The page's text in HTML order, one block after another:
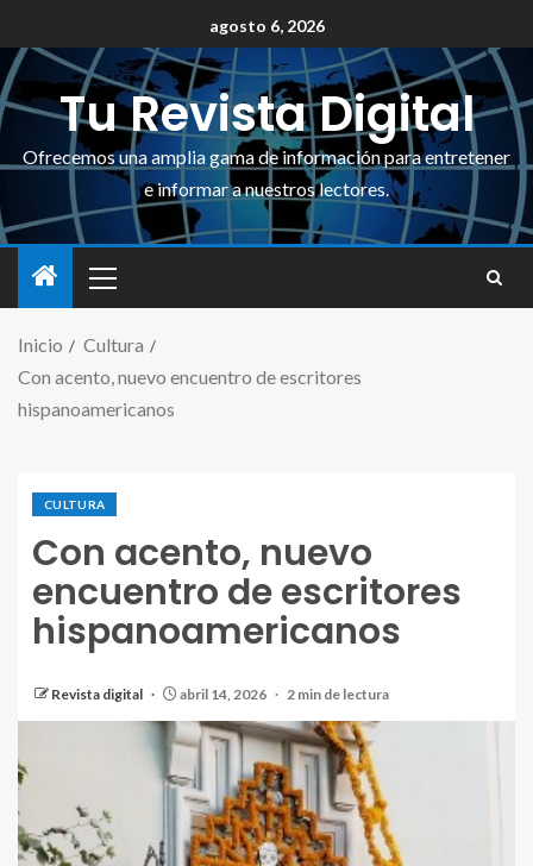
agosto 6, 2026
Tu Revista Digital
Ofrecemos una amplia gama de información para entretener
e informar a nuestros lectores.
Inicio
Cultura
Con acento, nuevo encuentro de escritores
hispanoamericanos
CULTURA
Con acento, nuevo
encuentro de escritores
hispanoamericanos
Revista digital abril 14, 2026 2 min de lectura